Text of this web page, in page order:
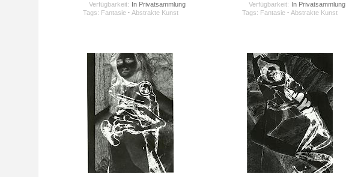
Verfügbarkeit: In Privatsammlung
Tags: Fantasie · Abstrakte Kunst
Verfügbarkeit: In Privatsammlung
Tags: Fantasie · Abstrakte Kunst